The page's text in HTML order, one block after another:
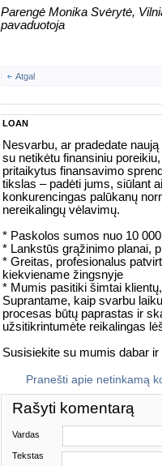
Parengė Monika Svėrytė,
pavaduotoja
Atgal
LOAN
Nesvarbu, ar pradedate
su netikėtu finansiniu
pritaikytus finansavimo
tikslas – padėti jums, siūlant
konkurencingas palūkanų
nereikalingų vėlavimų.
* Paskolos sumos nuo 10
* Lankstūs grąžinimo planai,
* Greitas, profesionalus
kiekviename žingsnyje
* Mumis pasitiki šimtai
Suprantame, kaip svarbu
procesas būtų paprastas ir
užsitikrintumėte reikalingas
Susisiekite su mumis dabar
Pranešti apie netinkamą
Rašyti komentarą
Vardas
Tekstas